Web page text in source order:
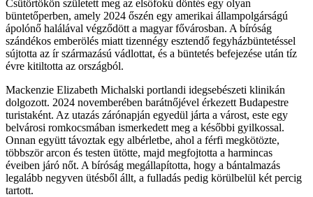
Csütörtökön született meg az elsőfokú döntés egy olyan
büntetőperben, amely 2024 őszén egy amerikai állampolgárságú
ápolónő halálával végződött a magyar fővárosban. A bíróság
szándékos emberölés miatt tizennégy esztendő fegyházbüntetéssel
sújtotta az ír származású vádlottat, és a büntetés befejezése után tíz
évre kitiltotta az országból.
Mackenzie Elizabeth Michalski portlandi idegsebészeti klinikán
dolgozott. 2024 novemberében barátnőjével érkezett Budapestre
turistaként. Az utazás zárónapján egyedül járta a várost, este egy
belvárosi romkocsmában ismerkedett meg a későbbi gyilkossal.
Onnan együtt távoztak egy albérletbe, ahol a férfi megkötözte,
többször arcon és testen ütötte, majd megfojtotta a harmincas
éveiben járó nőt. A bíróság megállapította, hogy a bántalmazás
legalább negyven ütésből állt, a fulladás pedig körülbelül két percig
tartott.